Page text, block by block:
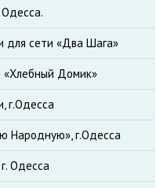
Одесса.
для сети «Два Шага»
«Хлебный Домик»
г.Одесса
Народную», г.Одесса
Одесса